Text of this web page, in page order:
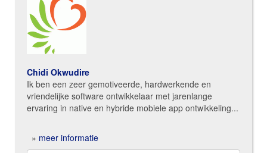
Chidi Okwudire
Ik ben een zeer gemotiveerde, hardwerkende en
vriendelijke software ontwikkelaar met jarenlange
ervaring in native en hybride mobiele app ontwikkeling...
» meer informatie